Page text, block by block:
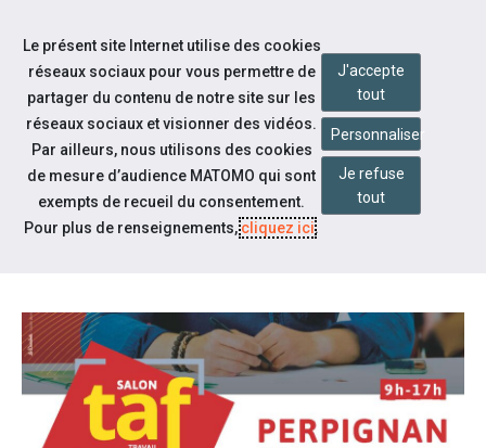
Aller au contenu
Notre actualité
SALON TAF 2022 - NOS OFFRES
Le présent site Internet utilise des cookies
réseaux sociaux pour vous permettre de
partager du contenu de notre site sur les
réseaux sociaux et visionner des vidéos.
Par ailleurs, nous utilisons des cookies
de mesure d’audience MATOMO qui sont
exempts de recueil du consentement.
Pour plus de renseignements,cliquez ici.
J'accepte
tout
Personnaliser
Je refuse
tout